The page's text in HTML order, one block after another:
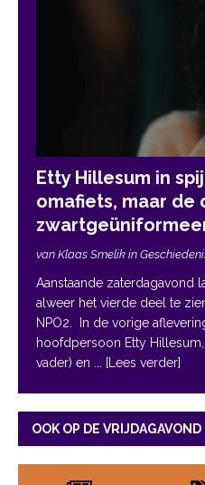
Etty Hillesum in
omafiets, maar
van Klaas Smelik in
Aanstaande zaterdagavond
alweer het vierde deel te
NPO2. In de vorige
hoofdpersoon Etty
vader) en
... [Lees verder]
OOK OP DE VRIJDAGAVOND